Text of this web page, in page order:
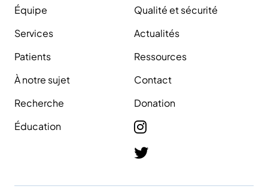
Équipe
Services
Patients
À notre sujet
Recherche
Éducation
Qualité et sécurité
Actualités
Ressources
Contact
Donation